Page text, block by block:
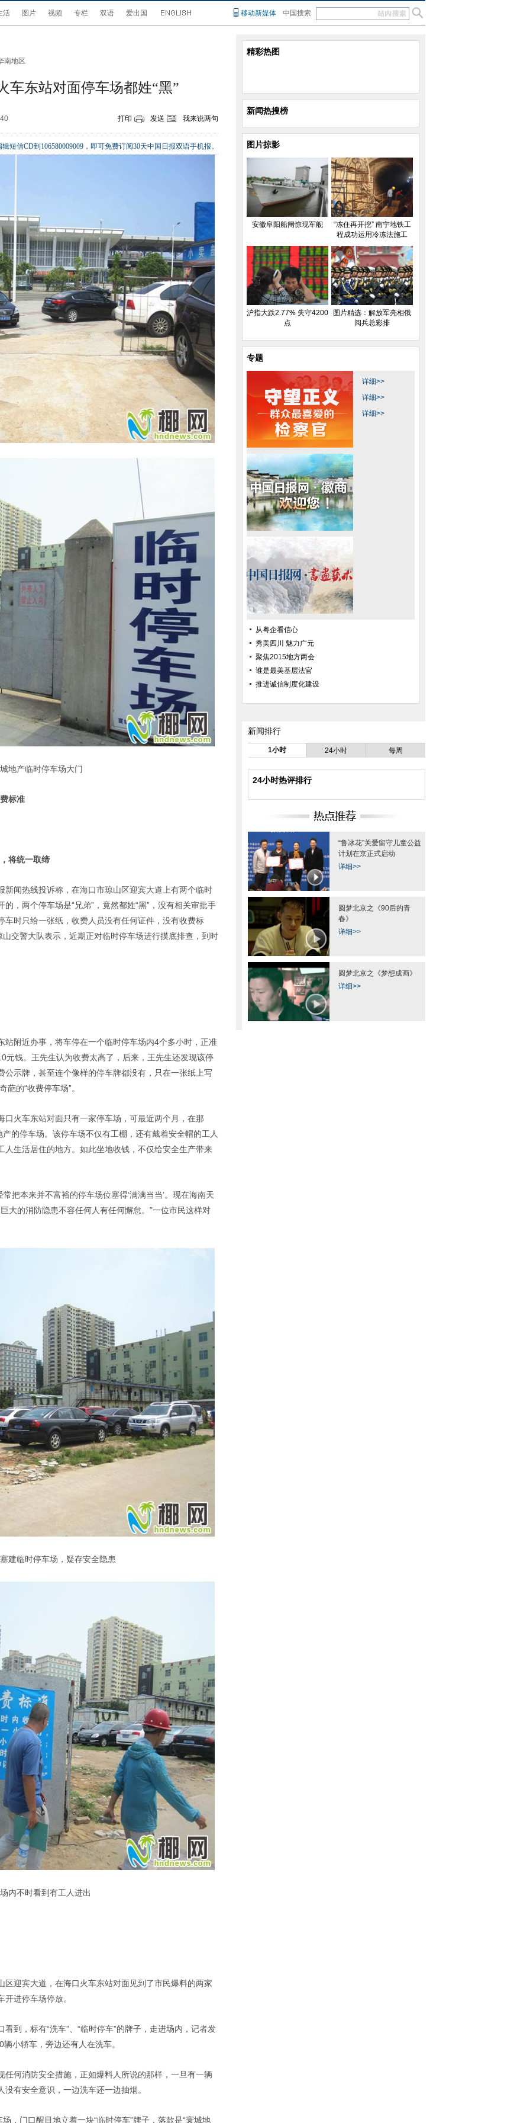
活 图片 视频 专栏 双语 爱出国 移动新媒体 中国搜索
南地区
车东站对面停车场都姓“黑”
打印 发送 我来说两句
短信CD到106580009009，即可免费订阅30天中国日报双语手机报。
地产临时停车场大门
标准
将统一取缔
新闻热线投诉称，在海口市琼山区迎宾大道上有两个临时
，两个停车场是“兄弟”，竟然都姓“黑”，没有相关审批手
时只给一张纸，收费人员没有任何证件，没有收费标
交警大队表示，近期正对临时停车场进行摸底排查，到时
站附近办事，将车停在一个临时停车场内4个多小时，正准
元钱。王先生认为收费太高了，后来，王先生还发现该停
示牌，甚至连个像样的停车牌都没有，只在一张纸上写
的“收费停车场”。
口火车东站对面只有一家停车场，可最近两个月，在那
的停车场。该停车场不仅有工棚，还有戴着安全帽的工人
生活居住的地方。如此坐地收钱，不仅给安全生产带来
常把本来并不富裕的停车场位塞得‘满满当当’。现在海南天
大的消防隐患不容任何人有任何懈怠。”一位市民这样对
建临时停车场，疑存安全隐患
内不时看到有工人进出
区迎宾大道，在海口火车东站对面见到了市民爆料的两家
进停车场停放。
到，标有“洗车”、“临时停车”的牌子，走进场内，记者发
小轿车，旁边还有人在洗车。
任何消防安全措施，正如爆料人所说的那样，一旦有一辆
有安全意识，一边洗车还一边抽烟。
，门口醒目地立着一块“临时停车”牌子，落款是“寰城地
精彩热图
新闻热搜榜
图片掠影
安徽阜阳船闸惊现军舰
“冻住再开挖” 南宁地铁工
程成功运用冷冻法施工
沪指大跌2.77% 失守4200
点
图片精选：解放军亮相俄
阅兵总彩排
专题
详细>>
详细>>
详细>>
从粤企看信心
秀美四川 魅力广元
聚焦2015地方两会
谁是最美基层法官
推进诚信制度化建设
新闻排行
1小时 24小时 每周
24小时热评排行
“鲁冰花”关爱留守儿童公益
计划在京正式启动
详细>>
圆梦北京之《90后的青
春》
详细>>
圆梦北京之《梦想成画》
详细>>